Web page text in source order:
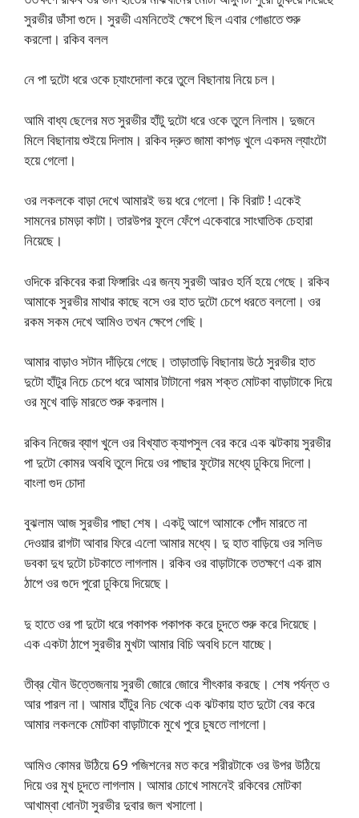
সুরভীর ডাঁসা গুদে। সুরভী এমনিতেই ক্ষেপে ছিল এবার গোঙাতে শুরু
করলো। রকিব বলল
নে পা দুটো ধরে ওকে চ্যাংদোলা করে তুলে বিছানায় নিয়ে চল।
আমি বাধ্য ছেলের মত সুরভীর হাঁটু দুটো ধরে ওকে তুলে নিলাম। দুজনে
মিলে বিছানায় শুইয়ে দিলাম। রকিব দ্রুত জামা কাপড় খুলে একদম ল্যাংটো
হয়ে গেলো।
ওর লকলকে বাড়া দেখে আমারই ভয় ধরে গেলো। কি বিরাট ! একেই
সামনের চামড়া কাটা। তারউপর ফুলে ফেঁপে একেবারে সাংঘাতিক চেহারা
নিয়েছে।
ওদিকে রকিবের করা ফিঙ্গারিং এর জন্য সুরভী আরও হর্নি হয়ে গেছে। রকিব
আমাকে সুরভীর মাথার কাছে বসে ওর হাত দুটো চেপে ধরতে বললো। ওর
রকম সকম দেখে আমিও তখন ক্ষেপে গেছি।
আমার বাড়াও সটান দাঁড়িয়ে গেছে। তাড়াতাড়ি বিছানায় উঠে সুরভীর হাত
দুটো হাঁটুর নিচে চেপে ধরে আমার টাটানো গরম শক্ত মোটকা বাড়াটাকে দিয়ে
ওর মুখে বাড়ি মারতে শুরু করলাম।
রকিব নিজের ব্যাগ খুলে ওর বিখ্যাত ক্যাপসুল বের করে এক ঝটকায় সুরভীর
পা দুটো কোমর অবধি তুলে দিয়ে ওর পাছার ফুটোর মধ্যে ঢুকিয়ে দিলো।
বাংলা গুদ চোদা
বুঝলাম আজ সুরভীর পাছা শেষ। একটু আগে আমাকে পোঁদ মারতে না
দেওয়ার রাগটা আবার ফিরে এলো আমার মধ্যে। দু হাত বাড়িয়ে ওর সলিড
ডবকা দুধ দুটো চটকাতে লাগলাম। রকিব ওর বাড়াটাকে ততক্ষণে এক রাম
ঠাপে ওর গুদে পুরো ঢুকিয়ে দিয়েছে।
দু হাতে ওর পা দুটো ধরে পকাপক পকাপক করে চুদতে শুরু করে দিয়েছে।
এক একটা ঠাপে সুরভীর মুখটা আমার বিচি অবধি চলে যাচ্ছে।
তীব্র যৌন উত্তেজনায় সুরভী জোরে জোরে শীৎকার করছে। শেষ পর্যন্ত ও
আর পারল না। আমার হাঁটুর নিচ থেকে এক ঝটকায় হাত দুটো বের করে
আমার লকলকে মোটকা বাড়াটাকে মুখে পুরে চুষতে লাগলো।
আমিও কোমর উঠিয়ে 69 পজিশনের মত করে শরীরটাকে ওর উপর উঠিয়ে
দিয়ে ওর মুখ চুদতে লাগলাম। আমার চোখে সামনেই রকিবের মোটকা
আখাম্বা ধোনটা সুরভীর দুবার জল খসালো।